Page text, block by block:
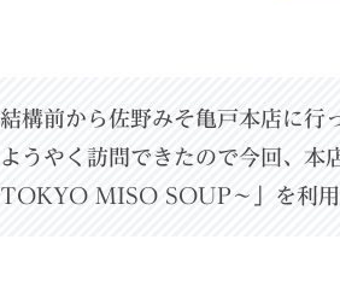
結構前から佐野みそ亀戸本店に行
ようやく訪問できたので今回、本
TOKYO MISO SOUP〜」を利用